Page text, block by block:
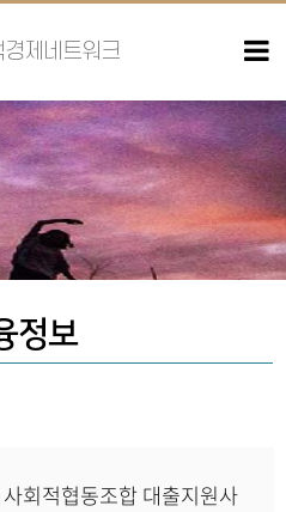
경제네트워크
정보
회적협동조합 대출지원사